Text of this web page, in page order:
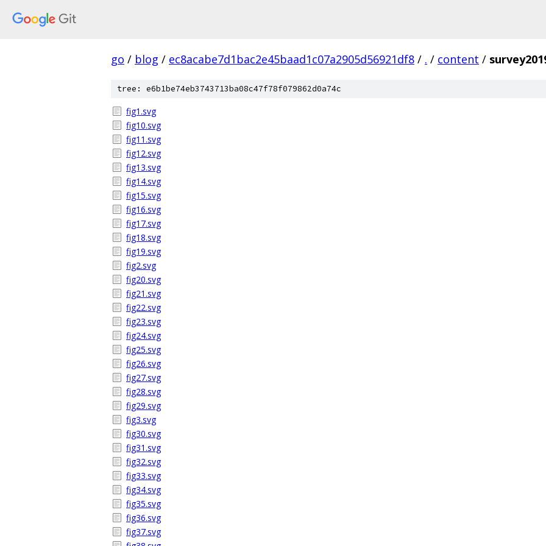
go / blog / ec8acabe7d1bac2e45baad1c07a2905d56921df8 / . / content /
tree: e6b1be74eb3743713ba08c47f78f079862d0a74c
fig1.svg
fig10.svg
fig11.svg
fig12.svg
fig13.svg
fig14.svg
fig15.svg
fig16.svg
fig17.svg
fig18.svg
fig19.svg
fig2.svg
fig20.svg
fig21.svg
fig22.svg
fig23.svg
fig24.svg
fig25.svg
fig26.svg
fig27.svg
fig28.svg
fig29.svg
fig3.svg
fig30.svg
fig31.svg
fig32.svg
fig33.svg
fig34.svg
fig35.svg
fig36.svg
fig37.svg